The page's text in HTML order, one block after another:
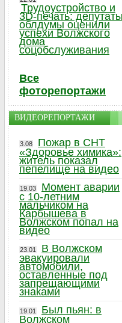
Трудоустройство и
3D-печать: депутаты
облдумы оценили
успехи Волжского
дома
соцобслуживания
Все
фоторепортажи
ВИДЕОРЕПОРТАЖИ
3.08
Пожар в СНТ
«Здоровье химика»:
житель показал
пепелище на видео
19.03
Момент аварии
с 10-летним
мальчиком на
Карбышева в
Волжском попал на
видео
23.01
В Волжском
эвакуировали
автомобили,
оставленные под
запрещающими
знаками
19.01
Был пьян: в
Волжском